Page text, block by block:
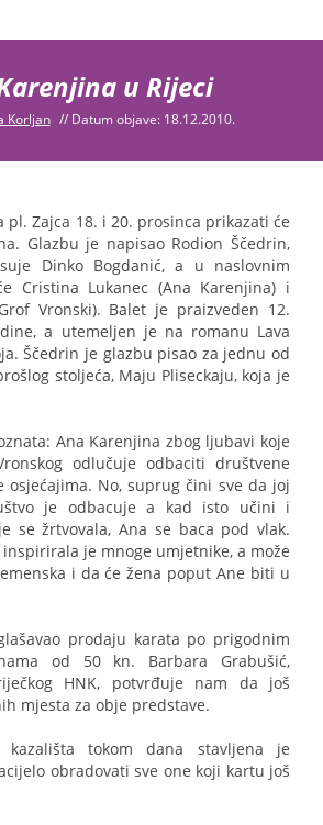
u Rijeci
Korljan // Datum objave: 18.12.2010.
pl. Zajca 18. i 20. prosinca prikazati će
Glazbu je napisao Rodion Ščedrin,
Dinko Bogdanić, a u naslovnim
Cristina Lukanec (Ana Karenjina) i
Vronski). Balet je praizveden 12.
a utemeljen je na romanu Lava
Ščedrin je glazbu pisao za jednu od
stoljeća, Maju Pliseckaju, koja je
Ana Karenjina zbog ljubavi koje
odlučuje odbaciti društvene
osjećajima. No, suprug čini sve da joj
je odbacuje a kad isto učini i
se žrtvovala, Ana se baca pod vlak.
je mnoge umjetnike, a može
i da će žena poput Ane biti u
prodaju karata po prigodnim
od 50 kn. Barbara Grabušić,
HNK, potvrđuje nam da još
mjesta za obje predstave.
tokom dana stavljena je
obradovati sve one koji kartu još